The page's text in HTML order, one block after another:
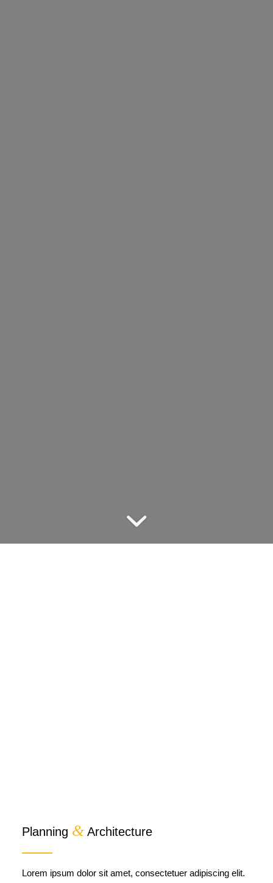
Planning &Architecture
Lorem ipsum dolor sit amet, consectetuer adipiscing elit.